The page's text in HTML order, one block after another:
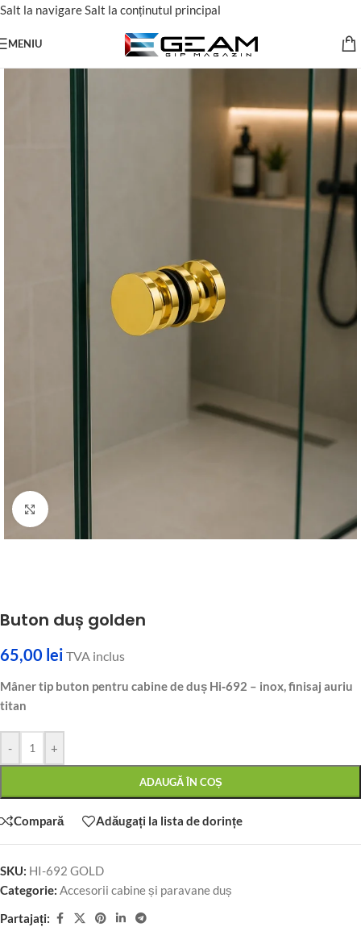
Salt la navigareSalt la conținutul principal
MENIU
Fă clic pentru a mări
Buton duș golden
65,00 lei TVA inclus
Mâner tip buton pentru cabine de duș Hi‑692 – inox, finisaj auriu
titan
- +
ADAUGĂ ÎN COȘ
Compară Adăugați la lista de dorințe
SKU: HI-692 GOLD
Categorie: Accesorii cabine și paravane duș
Partajați: